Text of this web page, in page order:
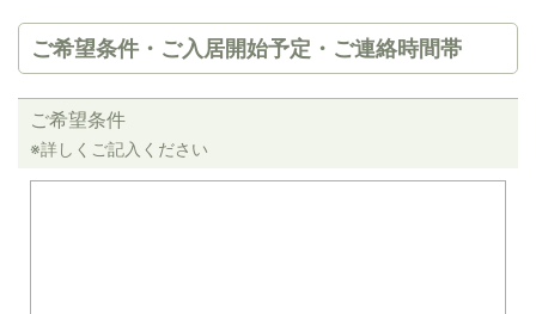
ご希望条件・ご入居開始予定・ご連絡時間帯
ご希望条件
※詳しくご記入ください